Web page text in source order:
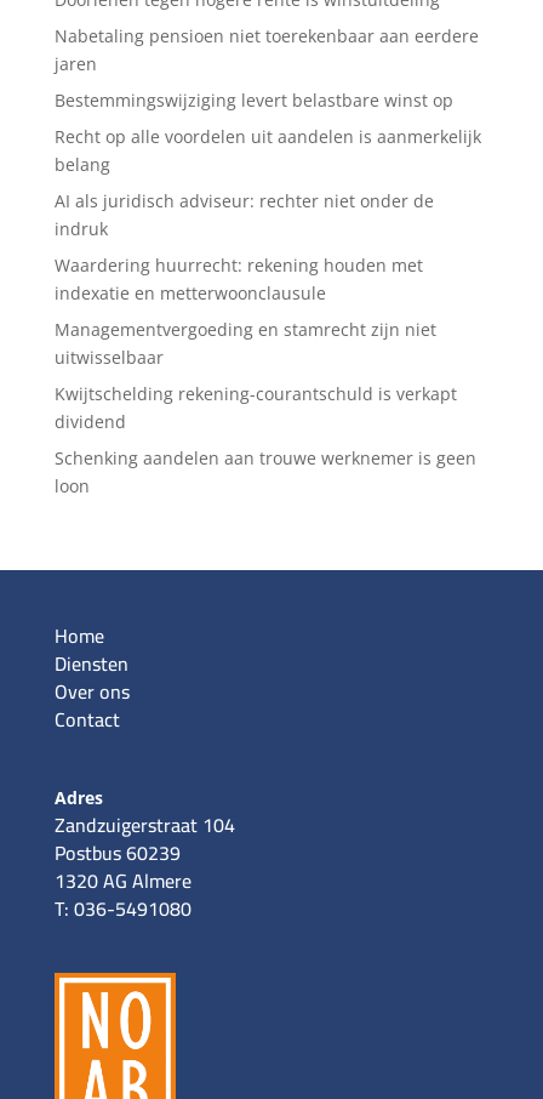
Nabetaling pensioen niet toerekenbaar aan eerdere
jaren
Bestemmingswijziging levert belastbare winst op
Recht op alle voordelen uit aandelen is aanmerkelijk
belang
AI als juridisch adviseur: rechter niet onder de
indruk
Waardering huurrecht: rekening houden met
indexatie en metterwoonclausule
Managementvergoeding en stamrecht zijn niet
uitwisselbaar
Kwijtschelding rekening-courantschuld is verkapt
dividend
Schenking aandelen aan trouwe werknemer is geen
loon
Home
Diensten
Over ons
Contact
Adres
Zandzuigerstraat 104
Postbus 60239
1320 AG Almere
T: 036-5491080